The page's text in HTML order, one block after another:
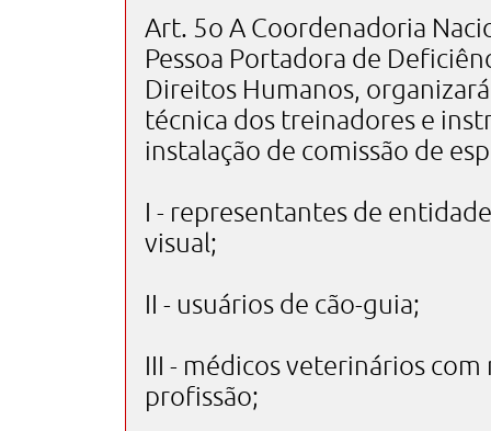
Art. 5o A Coordenadoria
Pessoa Portadora de
Direitos Humanos,
técnica dos treinadores e
instalação de comissão de
I - representantes de
visual;
II - usuários de cão-guia;
III - médicos veterinários
profissão;